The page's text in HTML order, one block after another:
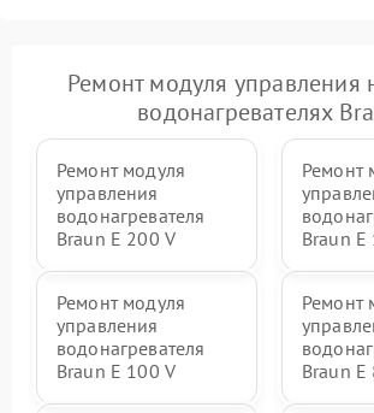
Ремонт модуля управления
водонагревателях
Ремонт модуля
управления
водонагревателя
Braun E 200 V
Ремонт
Braun E
Ремонт модуля
управления
водонагревателя
Braun E 100 V
Ремонт
Braun E